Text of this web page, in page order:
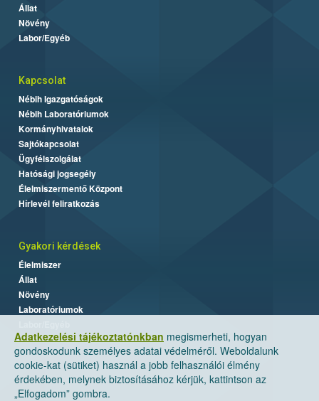
Adatkezelési tájékoztatónkban megismerheti, hogyan
gondoskodunk személyes adatai védelméről. Weboldalunk
cookie-kat (sütiket) használ a jobb felhasználói élmény
érdekében, melynek biztosításához kérjük, kattintson az
„Elfogadom” gombra.
Állat
Növény
Labor/Egyéb
Kapcsolat
Nébih Igazgatóságok
Nébih Laboratóriumok
Kormányhivatalok
Sajtókapcsolat
Ügyfélszolgálat
Hatósági jogsegély
Élelmiszermentő Központ
Hírlevél feliratkozás
Gyakori kérdések
Élelmiszer
Állat
Növény
Laboratóriumok